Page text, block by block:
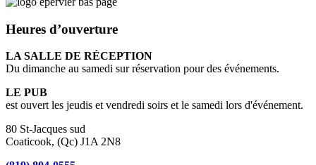
Heures d’ouverture
LA SALLE DE RÉCEPTION
Du dimanche au samedi sur réservation pour des événements.
LE PUB
est ouvert les jeudis et vendredi soirs et le samedi lors d'événement.
80 St-Jacques sud
Coaticook, (Qc) J1A 2N8